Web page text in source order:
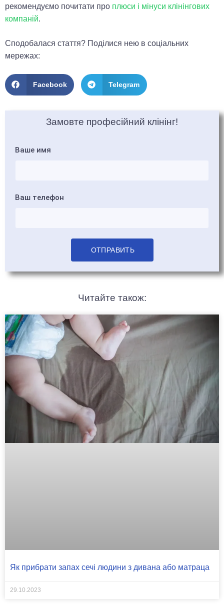
рекомендуємо почитати про плюси і мінуси клінінгових
компаній.
Сподобалася стаття? Поділися нею в соціальних
мережах:
Facebook Telegram
Замовте професійний клінінг!
Ваше имя
Ваш телефон
Читайте також:
Як прибрати запах сечі людини з дивана або матраца
29.10.2023